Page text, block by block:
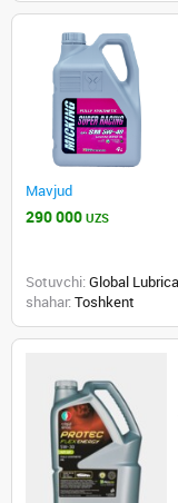
Mavjud
290 000 UZS
Sotuvchi: Global
shahar: Toshkent